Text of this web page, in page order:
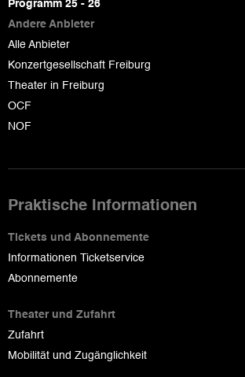
Programm 25 - 26
Andere Anbieter
Alle Anbieter
Konzertgesellschaft Freiburg
Theater in Freiburg
OCF
NOF
Praktische Informationen
Tickets und Abonnemente
Informationen Ticketservice
Abonnemente
Theater und Zufahrt
Zufahrt
Mobilität und Zugänglichkeit